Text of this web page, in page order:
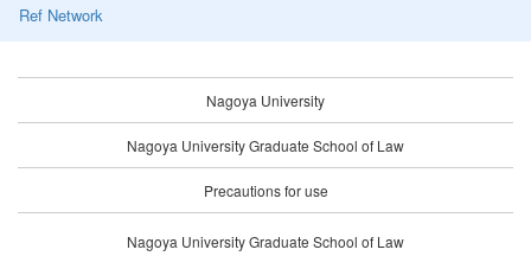
Ref Network
Nagoya University
Nagoya University Graduate School of Law
Precautions for use
Nagoya University Graduate School of Law